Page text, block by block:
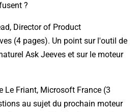
?
Director of Product
(4 pages). Un point sur l'outil de
Ask Jeeves et sur le moteur
Le Friant, Microsoft France (3
au sujet du prochain moteur